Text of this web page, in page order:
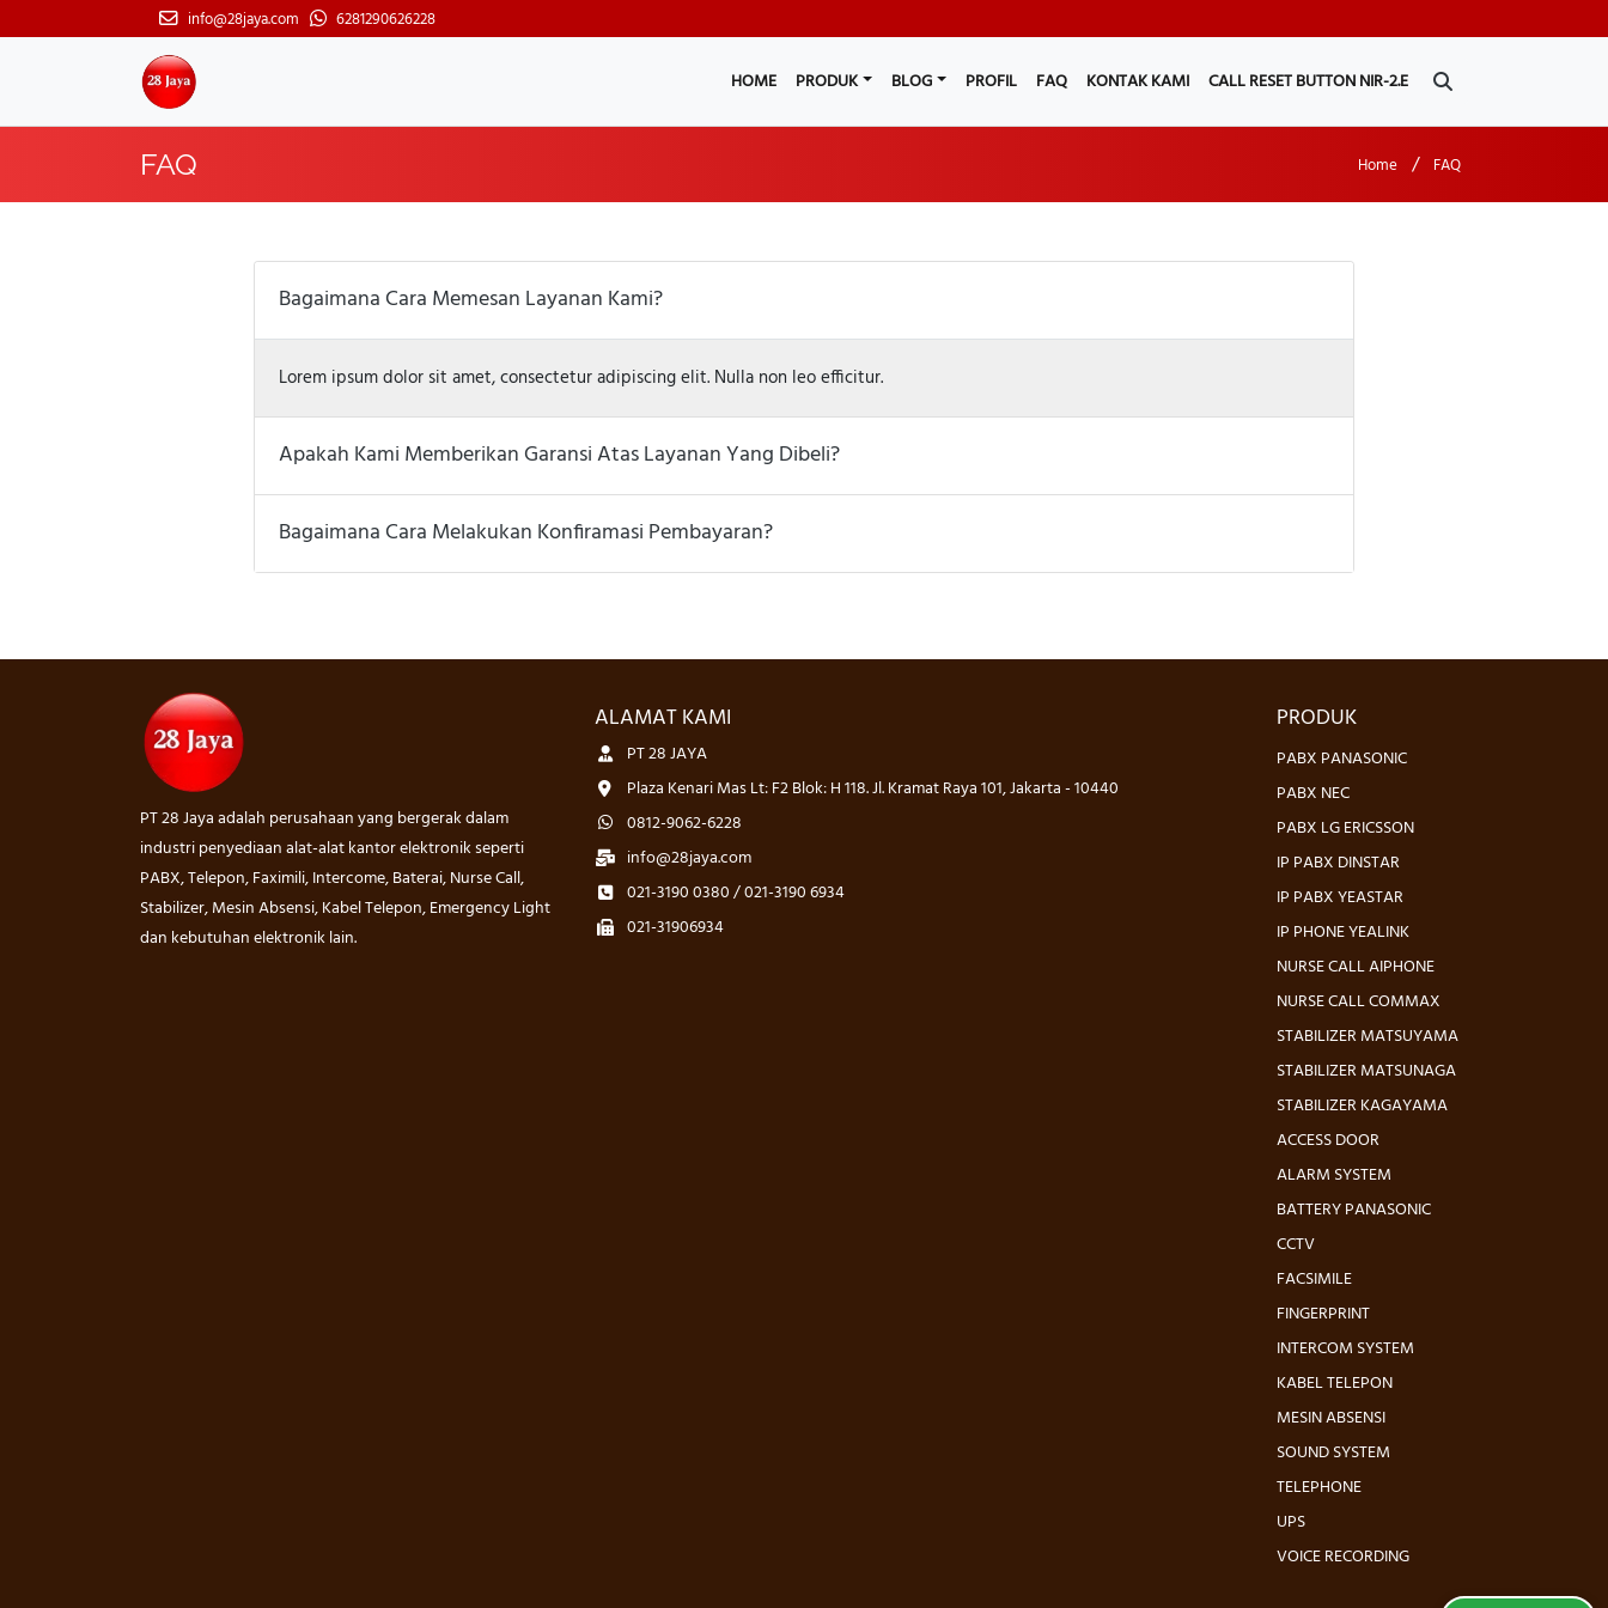
info@28jaya.com 6281290626228
HOME PRODUK BLOG PROFIL FAQ KONTAK KAMI CALL RESET BUTTON NIR-2.E
FAQ Home / FAQ
Bagaimana Cara Memesan Layanan Kami?
Lorem ipsum dolor sit amet, consectetur adipiscing elit. Nulla non leo efficitur.
Apakah Kami Memberikan Garansi Atas Layanan Yang Dibeli?
Bagaimana Cara Melakukan Konfiramasi Pembayaran?
PT 28 Jaya adalah perusahaan yang bergerak dalam
industri penyediaan alat-alat kantor elektronik seperti
PABX, Telepon, Faximili, Intercome, Baterai, Nurse Call,
Stabilizer, Mesin Absensi, Kabel Telepon, Emergency Light
dan kebutuhan elektronik lain.
ALAMAT KAMI
PT 28 JAYA
Plaza Kenari Mas Lt: F2 Blok: H 118. Jl. Kramat Raya 101, Jakarta - 10440
0812-9062-6228
info@28jaya.com
021-3190 0380 / 021-3190 6934
021-31906934
PRODUK
PABX PANASONIC
PABX NEC
PABX LG ERICSSON
IP PABX DINSTAR
IP PABX YEASTAR
IP PHONE YEALINK
NURSE CALL AIPHONE
NURSE CALL COMMAX
STABILIZER MATSUYAMA
STABILIZER MATSUNAGA
STABILIZER KAGAYAMA
ACCESS DOOR
ALARM SYSTEM
BATTERY PANASONIC
CCTV
FACSIMILE
FINGERPRINT
INTERCOM SYSTEM
KABEL TELEPON
MESIN ABSENSI
SOUND SYSTEM
TELEPHONE
UPS
VOICE RECORDING